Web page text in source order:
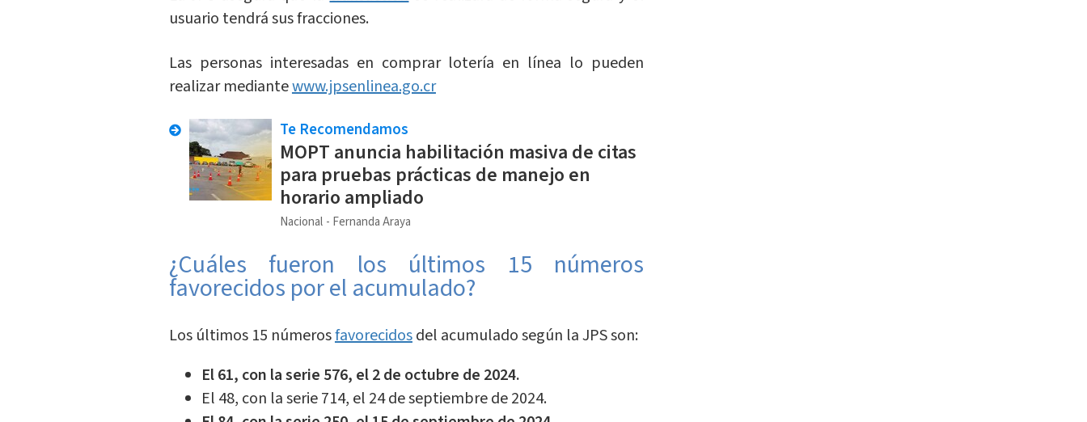
usuario tendrá sus fracciones.
Las personas interesadas en comprar lotería en línea lo pueden
realizar mediantewww.jpsenlinea.go.cr
Te Recomendamos
MOPT anuncia habilitación masiva de citas
para pruebas prácticas de manejo en
horario ampliado
Nacional Fernanda Araya
¿Cuáles fueron los últimos 15 números
favorecidos por el acumulado?
Los últimos 15 númerosfavorecidosdel acumulado según la JPS son:
El 61, con la serie 576, el 2 de octubre de 2024.
El 48, con la serie 714, el 24 de septiembre de 2024.